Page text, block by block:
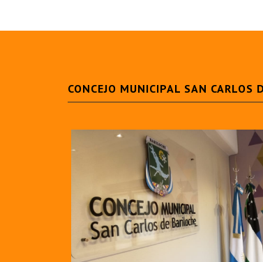
CONCEJO MUNICIPAL SAN CARLOS